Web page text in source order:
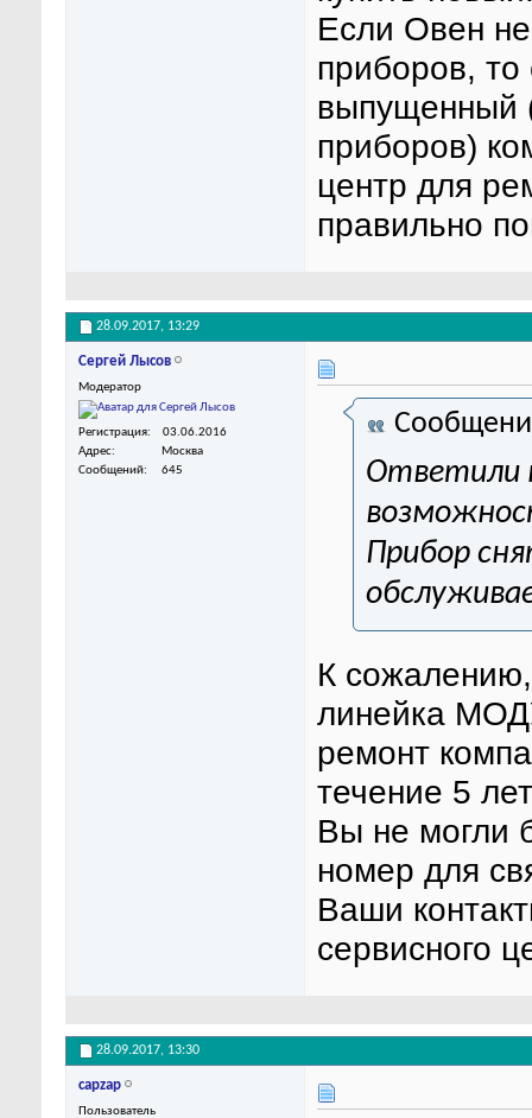
Если Овен
приборов,
выпущенный
приборов)
центр для
правильно
28.09.2017, 13:29
Сергей Лысов
Модератор
Регистрация
03.06.2016
Адрес
Москва
Сообщений
645
Ответили
Прибор
К
линейка
ремонт
течение 5
Вы не могли
номер для
Ваши
сервисного
28.09.2017, 13:30
capzap
Пользователь